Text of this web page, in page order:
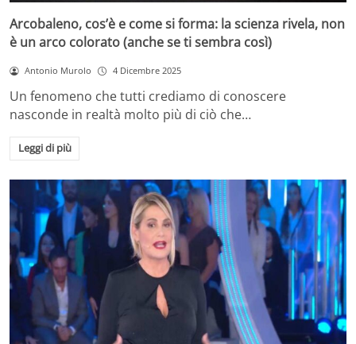
Arcobaleno, cos’è e come si forma: la scienza rivela, non
è un arco colorato (anche se ti sembra così)
Antonio Murolo 4 Dicembre 2025
Un fenomeno che tutti crediamo di conoscere
nasconde in realtà molto più di ciò che…
Leggi di più